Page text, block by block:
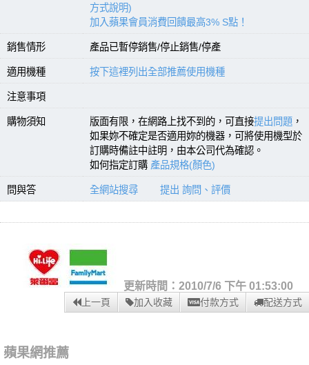
方式說明)
加入蘋果會員消費回饋最高3% S點！
銷售情形 產品已暫停銷售/停止銷售/停產
適用機種 按下這裡列出全部推薦使用機種
注意事項
購物須知 版面有限，在網路上找不到的，可直接提出問題 ，
如果妳不確定是否適用妳的機器，可將使用機型於
訂購時備註中註明，由本公司代為確認。
如何指定訂購 產品規格(顏色)
問與答 全網站搜尋 提出 詢問、評價
更新時間：2010/7/6 下午 01:53:00
上一頁 加入收藏 付款方式 配送方式
蘋果網推薦